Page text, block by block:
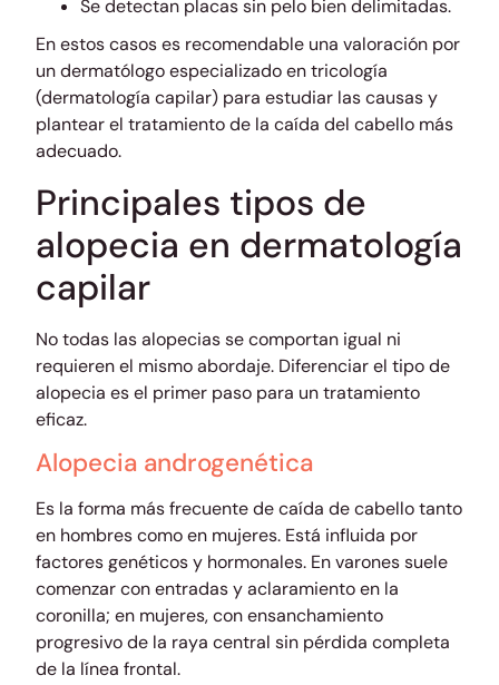
Se detectan placas sin pelo bien delimitadas.
En estos casos es recomendable una valoración por
un dermatólogo especializado en tricología
(dermatología capilar) para estudiar las causas y
plantear el tratamiento de la caída del cabello más
adecuado.
Principales tipos de
alopecia en dermatología
capilar
No todas las alopecias se comportan igual ni
requieren el mismo abordaje. Diferenciar el tipo de
alopecia es el primer paso para un tratamiento
eficaz.
Alopecia androgenética
Es la forma más frecuente de caída de cabello tanto
en hombres como en mujeres. Está influida por
factores genéticos y hormonales. En varones suele
comenzar con entradas y aclaramiento en la
coronilla; en mujeres, con ensanchamiento
progresivo de la raya central sin pérdida completa
de la línea frontal.